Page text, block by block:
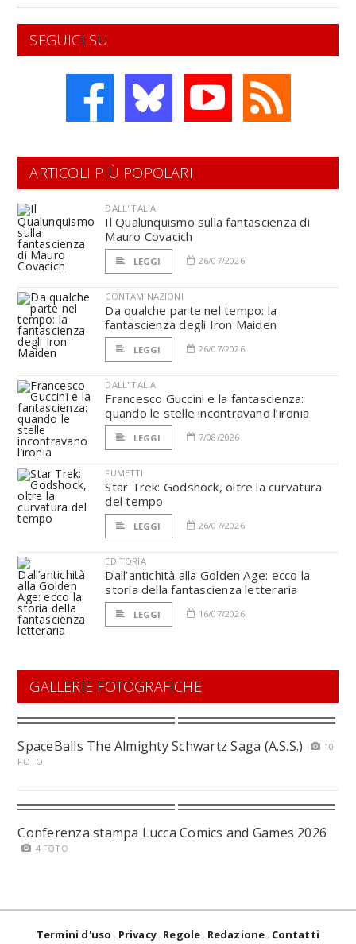
SEGUICI SU
ARTICOLI PIÙ POPOLARI
DALL'ITALIA
Il Qualunquismo sulla fantascienza di
Mauro Covacich
LEGGI 26/07/2026
CONTAMINAZIONI
Da qualche parte nel tempo: la
fantascienza degli Iron Maiden
LEGGI 26/07/2026
DALL'ITALIA
Francesco Guccini e la fantascienza:
quando le stelle incontravano l’ironia
LEGGI 7/08/2026
FUMETTI
Star Trek: Godshock, oltre la curvatura
del tempo
LEGGI 26/07/2026
EDITORIA
Dall’antichità alla Golden Age: ecco la
storia della fantascienza letteraria
LEGGI 16/07/2026
GALLERIE FOTOGRAFICHE
SpaceBalls The Almighty Schwartz Saga (A.S.S.)
10
FOTO
Conferenza stampa Lucca Comics and Games 2026
4 FOTO
Termini d'uso Privacy Regole Redazione Contatti